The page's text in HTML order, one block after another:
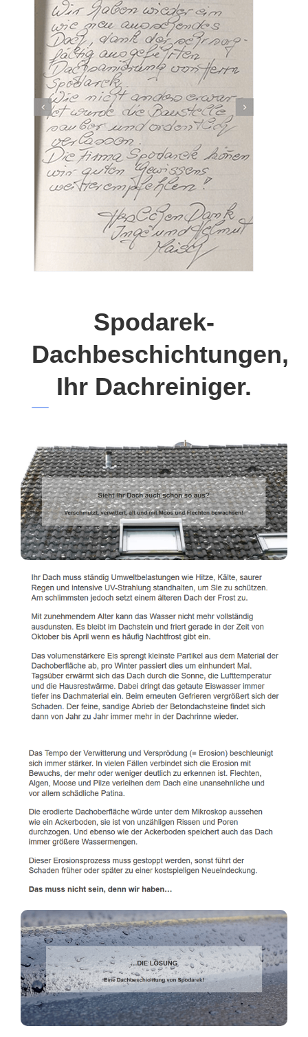
Spodarek-
Dachbeschichtungen,
Ihr Dachreiniger.